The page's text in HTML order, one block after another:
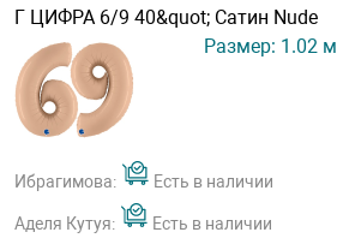
Г ЦИФРА 6/9 40&quot; Сатин Nude
Размер: 1.02 м
Ибрагимова: Есть в наличии
Аделя Кутуя: Есть в наличии